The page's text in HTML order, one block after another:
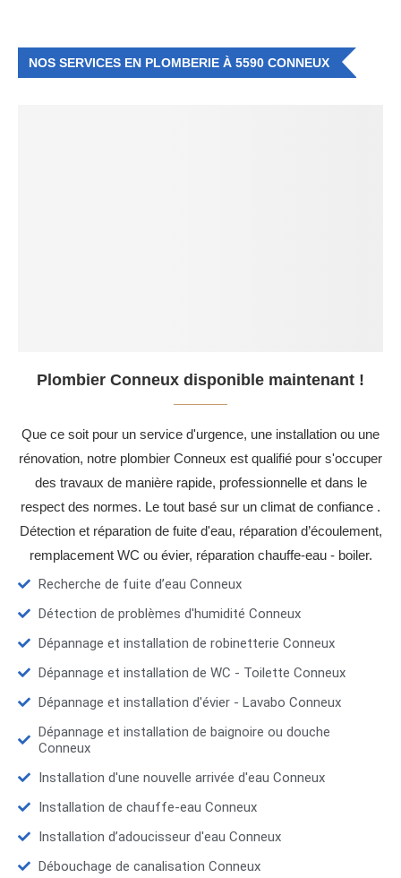
NOS SERVICES EN PLOMBERIE À 5590 CONNEUX
Plombier Conneux disponible maintenant !
Que ce soit pour un service d'urgence, une installation ou une
rénovation, notre plombier Conneux est qualifié pour s'occuper
des travaux de manière rapide, professionnelle et dans le
respect des normes. Le tout basé sur un climat de confiance .
Détection et réparation de fuite d'eau, réparation d’écoulement,
remplacement WC ou évier, réparation chauffe-eau - boiler.
Recherche de fuite d’eau Conneux
Détection de problèmes d'humidité Conneux
Dépannage et installation de robinetterie Conneux
Dépannage et installation de WC - Toilette Conneux
Dépannage et installation d'évier - Lavabo Conneux
Dépannage et installation de baignoire ou douche
Conneux
Installation d'une nouvelle arrivée d'eau Conneux
Installation de chauffe-eau Conneux
Installation d’adoucisseur d'eau Conneux
Débouchage de canalisation Conneux